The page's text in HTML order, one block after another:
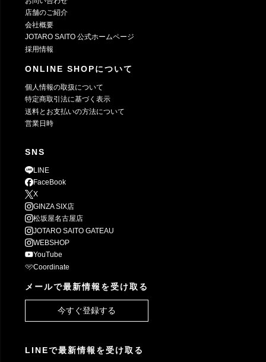
店舗のご紹介
会社概要
JOTARO SAITO 公式ホームページ
採用情報
ONLINE SHOPについて
個人情報の取扱について
特定商取引法に基づく表示
送料とお支払いの方法について
営業日時
SNS
LINE
FaceBook
X
GINZA SIX店
松坂屋名古屋店
JOTARO SAITO GATEAU
WEBSHOP
YouTube
Coordinate
メールで最新情報を受け取る
今すぐ登録する
LINEで最新情報を受け取る